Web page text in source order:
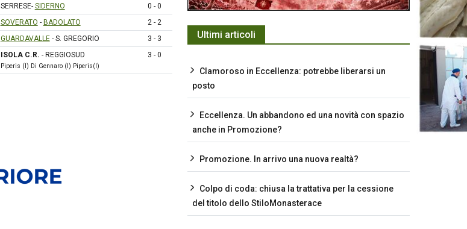
SERRESE- SIDERNO
0 - 0
SOVERATO - BADOLATO
2 - 2
GUARDAVALLE- S. GREGORIO
3 - 3
ISOLA C.R. - REGGIOSUD
Piperis (I) Di Gennaro (I) Piperis(I)
3 - 0
Ultimi articoli
Clamoroso in Eccellenza: potrebbe liberarsi un
posto
Eccellenza. Un abbandono ed una novità con spazio
anche in Promozione?
Promozione. In arrivo una nuova realtà?
Colpo di coda: chiusa la trattativa per la cessione
del titolo dello StiloMonasterace